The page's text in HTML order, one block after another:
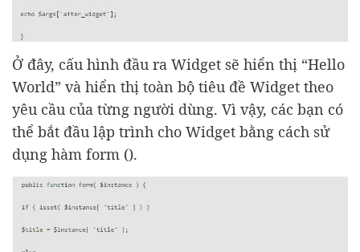
Ở đây, cấu hình đầu ra Widget sẽ hiển thị “Hello
World” và hiển thị toàn bộ tiêu đề Widget theo
yêu cầu của từng người dùng. Vì vậy, các bạn có
thể bắt đầu lập trình cho Widget bằng cách sử
dụng hàm form ().